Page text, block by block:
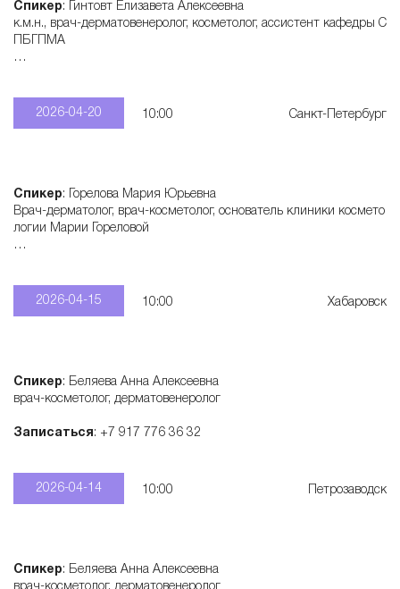
Спикер: Гинтовт Елизавета Алексеевна
к.м.н., врач-дерматовенеролог, косметолог, ассистент кафедры С
ПБГПМА
2026-04-20 10:00 Санкт-Петербург
Спикер: Горелова Мария Юрьевна
Врач-дерматолог, врач-косметолог, основатель клиники космето
логии Марии Гореловой
2026-04-15 10:00 Хабаровск
Спикер: Беляева Анна Алексеевна
врач-косметолог, дерматовенеролог
Записаться: +7 917 776 36 32
2026-04-14 10:00 Петрозаводск
Спикер: Беляева Анна Алексеевна